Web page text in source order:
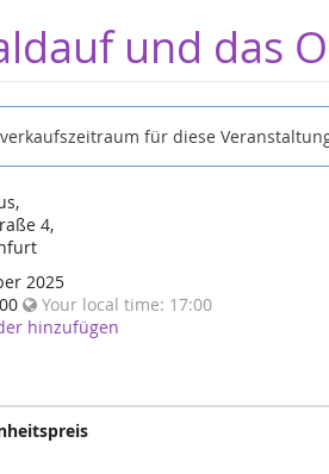
und das
für diese
4,
2025
Your local time: 17:00
hinzufügen